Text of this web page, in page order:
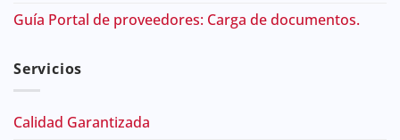
Guía Portal de proveedores: Carga de documentos.
Servicios
Calidad Garantizada